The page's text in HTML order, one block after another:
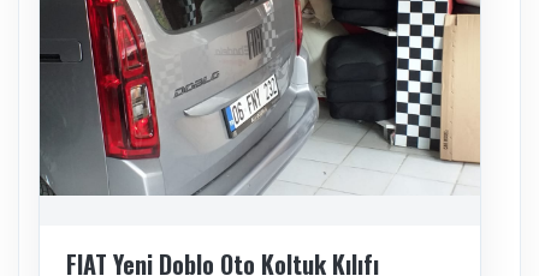
FIAT Yeni Doblo Oto Koltuk Kılıfı